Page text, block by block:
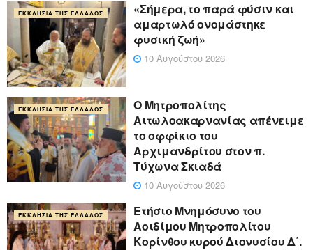
ΕΚΚΛΗΣΊΑ ΤΗΣ ΕΛΛΆΔΟΣ
«Σήμερα, το παρά φύσιν και
αμαρτωλό ονομάστηκε
φυσική ζωή»
10 Αυγούστου 2026
ΕΚΚΛΗΣΊΑ ΤΗΣ ΕΛΛΆΔΟΣ
Ο Μητροπολίτης
Αιτωλοακαρνανίας απένειμε
το οφφίκιο του
Αρχιμανδρίτου στον π.
Τύχωνα Σκιαδά
10 Αυγούστου 2026
ΕΚΚΛΗΣΊΑ ΤΗΣ ΕΛΛΆΔΟΣ
Ετήσιο Μνημόσυνο του
Αοιδίμου Μητροπολίτου
Κορίνθου κυρού Διονυσίου Δ΄.